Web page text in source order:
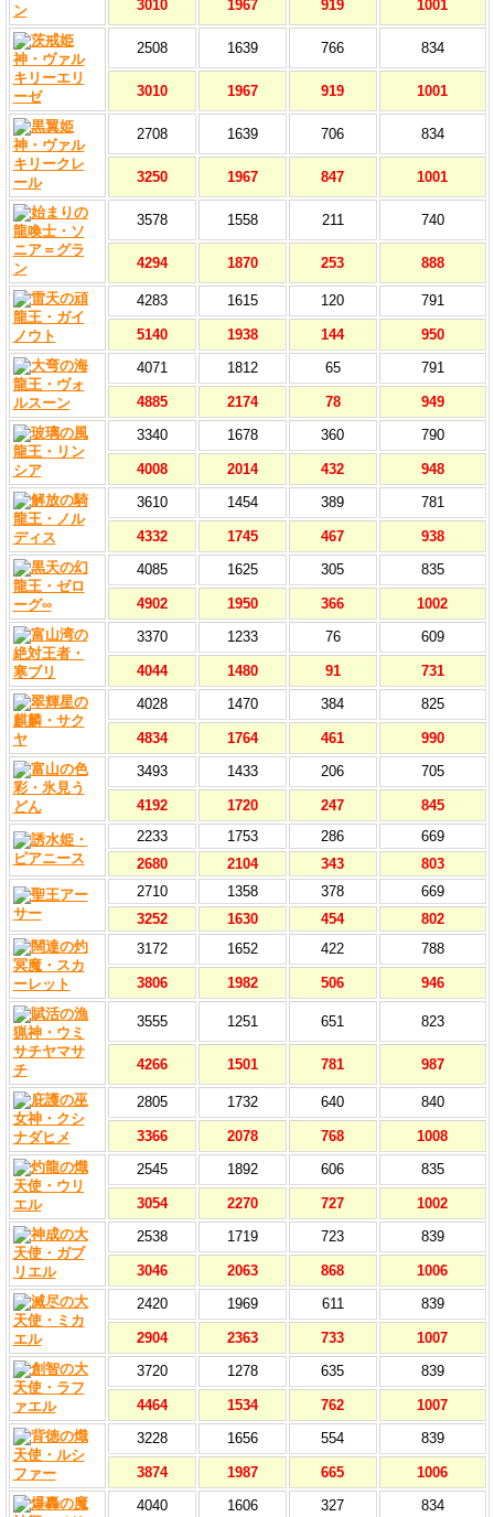
3010 1967 919 1001
2508 1639 766 834
3010 1967 919 1001
2708 1639 706 834
3250 1967 847 1001
3578 1558 211 740
4294 1870 253 888
4283 1615 120 791
5140 1938 144
950
4071
1812 65 791
4885 2174 78
949
3340
1678 360 790
4008 2014 432
948
3610
1454 389 781
4332 1745 467
938
4085
1625 305 835
4902 1950 366
1002
3370
1233 76 609
4044 1480 91
731
4028
1470 384 825
4834 1764 461
990
3493
1433 206 705
4192 1720 247
845
2233
1753 286
669
2680
2104 343
803
2710
1358 378
669
3252
1630 454
802
3172
1652 422 788
3806 1982 506 946
3555 1251 651 823
4266 1501 781 987
2805 1732 640 840
3366 2078 768
1008
2545
1892 606 835
3054 2270 727
1002
2538
1719 723 839
3046 2063 868
1006
2420
1969 611 839
2904 2363 733
1007
3720
1278 635 839
4464 1534 762
1007
3228
1656 554 839
3874 1987 665
1006
4040
1606 327 834